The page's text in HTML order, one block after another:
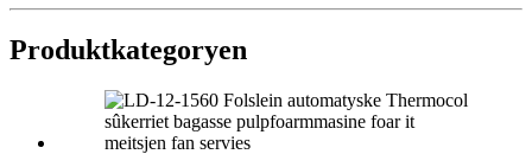
Produktkategoryen